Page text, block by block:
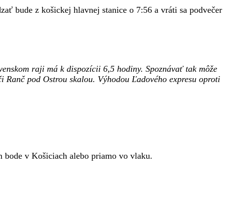
bude z košickej hlavnej stanice o 7:56 a vráti sa podvečer
raji má k dispozícii 6,5 hodiny. Spoznávať tak môže
pod Ostrou skalou. Výhodou Ľadového expresu oproti
bode v Košiciach alebo priamo vo vlaku.